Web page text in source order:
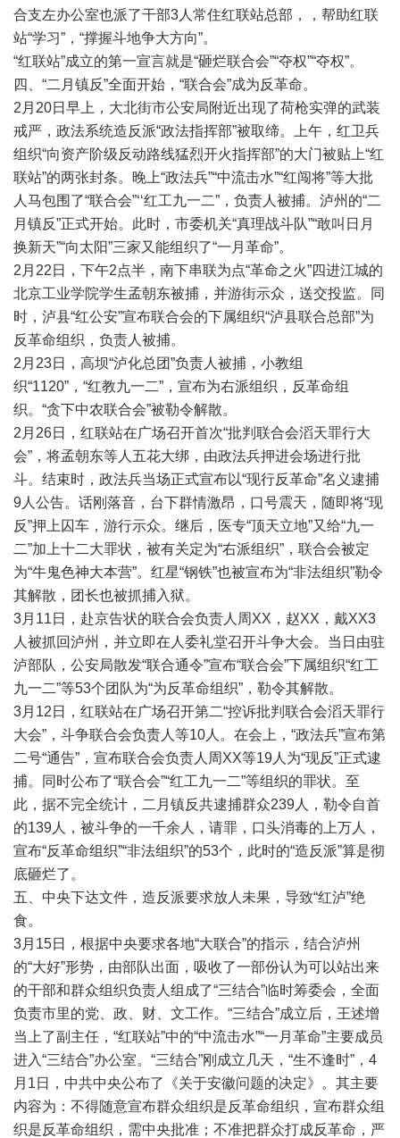
合支左办公室也派了干部3人常住红联站总部，，帮助红联
站“学习”，“撑握斗地争大方向”。
“红联站”成立的第一宣言就是“砸烂联合会”“夺权”“夺权”。
四、“二月镇反”全面开始，“联合会”成为反革命。
2月20日早上，大北街市公安局附近出现了荷枪实弹的武装
戒严，政法系统造反派“政法指挥部”被取缔。上午，红卫兵
组织“向资产阶级反动路线猛烈开火指挥部”的大门被贴上“红
联站”的两张封条。晚上“政法兵”“中流击水”“红闯将”等大批
人马包围了“联合会”‘‘红工九一二”，负责人被捕。泸州的“二
月镇反”正式开始。此时，市委机关“真理战斗队”“敢叫日月
换新天”“向太阳”三家又能组织了“一月革命”。
2月22日，下午2点半，南下串联为点“革命之火”四进江城的
北京工业学院学生孟朝东被捕，并游街示众，送交投监。同
时，泸县“红公安”宣布联合会的下属组织“泸县联合总部”为
反革命组织，负责人被捕。
2月23日，高坝“泸化总团”负责人被捕，小教组
织“1120”，“红教九一二”，宣布为右派组织，反革命组
织。“贪下中农联合会”被勒令解散。
2月26日，红联站在广场召开首次“批判联合会滔天罪行大
会”，将孟朝东等人五花大绑，由政法兵押进会场进行批
斗。结束时，政法兵当场正式宣布以“现行反革命”名义逮捕
9人公告。话刚落音，台下群情激昂，口号震天，随即将“现
反”押上囚车，游行示众。继后，医专“顶天立地”又给“九一
二”加上十二大罪状，被有关定为“右派组织”，联合会被定
为“牛鬼色神大本营”。红星“钢铁”也被宣布为“非法组织”勒令
其解散，团长也被抓捕入狱。
3月11日，赴京告状的联合会负责人周XX，赵XX，戴XX3
人被抓回泸州，并立即在人委礼堂召开斗争大会。当日由驻
泸部队，公安局散发“联合通令”宣布“联合会”下属组织“红工
九一二”等53个团队为“为反革命组织”，勒令其解散。
3月12日，红联站在广场召开第二“控诉批判联合会滔天罪行
大会”，斗争联合会负责人等10人。在会上，“政法兵”宣布第
二号“通告”，宣布联合会负责人周XX等19人为“现反”正式逮
捕。同时公布了“联合会”“红工九一二”等组织的罪状。至
此，据不完全统计，二月镇反共逮捕群众239人，勒令自首
的139人，被斗争的一千余人，请罪，口头消毒的上万人，
宣布“反革命组织”“非法组织”的53个，此时的“造反派”算是彻
底砸烂了。
五、中央下达文件，造反派要求放人未果，导致“红泸”绝
食。
3月15日，根据中央要求各地“大联合”的指示，结合泸州
的“大好”形势，由部队出面，吸收了一部份认为可以站出来
的干部和群众组织负责人组成了“三结合”临时筹委会，全面
负责市里的党、政、财、文工作。“三结合”成立后，王述增
当上了副主任，“红联站”中的“中流击水”“一月革命”主要成员
进入“三结合”办公室。“三结合”刚成立几天，“生不逢时”，4
月1日，中共中央公布了《关于安徽问题的决定》。其主要
内容为：不得随意宣布群众组织是反革命组织，宣布群众组
织是反革命组织，需中央批准；不准把群众打成反革命，严